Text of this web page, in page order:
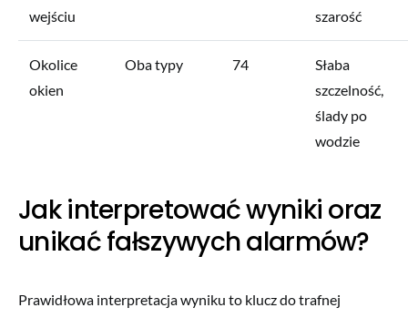
wejściu
szarość
Okolice
okien
Oba typy 74
Słaba
szczelność,
ślady po
wodzie
Jak interpretować wyniki oraz
unikać fałszywych alarmów?
Prawidłowa interpretacja wyniku to klucz do trafnej